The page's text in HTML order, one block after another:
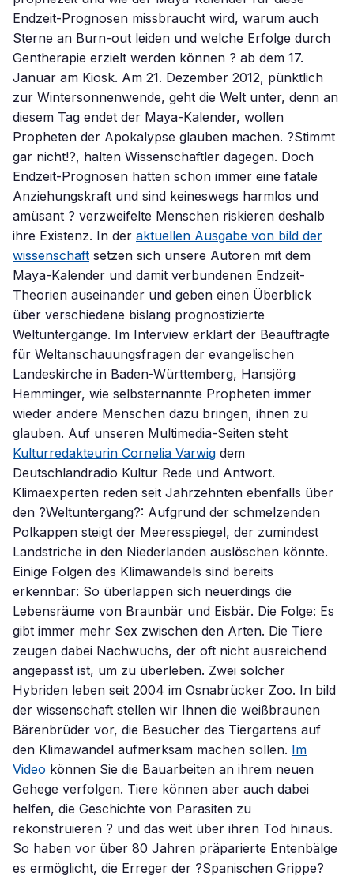
Endzeit-Prognosen missbraucht wird, warum auch
Sterne an Burn-out leiden und welche Erfolge durch
Gentherapie erzielt werden können ? ab dem 17.
Januar am Kiosk. Am 21. Dezember 2012, pünktlich
zur Wintersonnenwende, geht die Welt unter, denn an
diesem Tag endet der Maya-Kalender, wollen
Propheten der Apokalypse glauben machen. ?Stimmt
gar nicht!?, halten Wissenschaftler dagegen. Doch
Endzeit-Prognosen hatten schon immer eine fatale
Anziehungskraft und sind keineswegs harmlos und
amüsant ? verzweifelte Menschen riskieren deshalb
ihre Existenz. In der aktuellen Ausgabe von bild der
wissenschaft setzen sich unsere Autoren mit dem
Maya-Kalender und damit verbundenen Endzeit-
Theorien auseinander und geben einen Überblick
über verschiedene bislang prognostizierte
Weltuntergänge. Im Interview erklärt der Beauftragte
für Weltanschauungsfragen der evangelischen
Landeskirche in Baden-Württemberg, Hansjörg
Hemminger, wie selbsternannte Propheten immer
wieder andere Menschen dazu bringen, ihnen zu
glauben. Auf unseren Multimedia-Seiten steht
Kulturredakteurin Cornelia Varwig dem
Deutschlandradio Kultur Rede und Antwort.
Klimaexperten reden seit Jahrzehnten ebenfalls über
den ?Weltuntergang?: Aufgrund der schmelzenden
Polkappen steigt der Meeresspiegel, der zumindest
Landstriche in den Niederlanden auslöschen könnte.
Einige Folgen des Klimawandels sind bereits
erkennbar: So überlappen sich neuerdings die
Lebensräume von Braunbär und Eisbär. Die Folge: Es
gibt immer mehr Sex zwischen den Arten. Die Tiere
zeugen dabei Nachwuchs, der oft nicht ausreichend
angepasst ist, um zu überleben. Zwei solcher
Hybriden leben seit 2004 im Osnabrücker Zoo. In bild
der wissenschaft stellen wir Ihnen die weißbraunen
Bärenbrüder vor, die Besucher des Tiergartens auf
den Klimawandel aufmerksam machen sollen. Im
Video können Sie die Bauarbeiten an ihrem neuen
Gehege verfolgen. Tiere können aber auch dabei
helfen, die Geschichte von Parasiten zu
rekonstruieren ? und das weit über ihren Tod hinaus.
So haben vor über 80 Jahren präparierte Entenbälge
es ermöglicht, die Erreger der ?Spanischen Grippe?